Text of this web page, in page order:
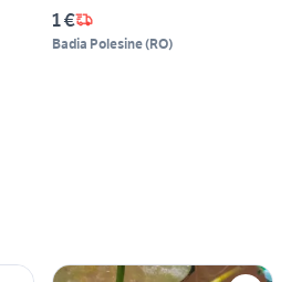
1 €
Badia Polesine(RO)